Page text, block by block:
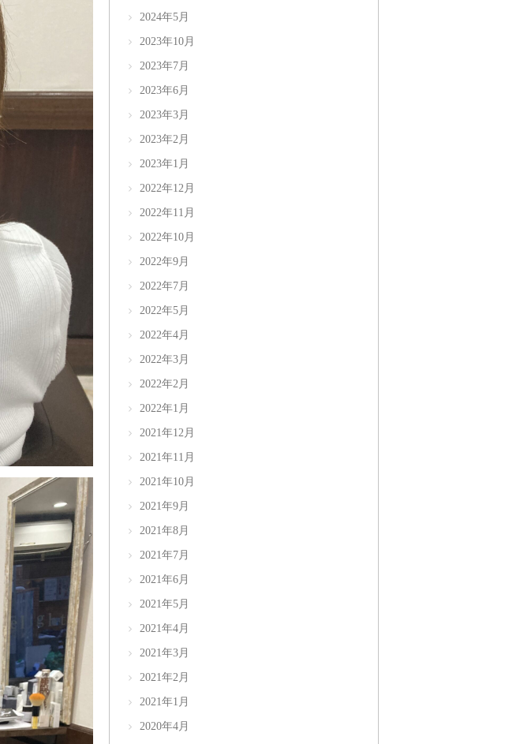
2024年5月
2023年10月
2023年7月
2023年6月
2023年3月
2023年2月
2023年1月
2022年12月
2022年11月
2022年10月
2022年9月
2022年7月
2022年5月
2022年4月
2022年3月
2022年2月
2022年1月
2021年12月
2021年11月
2021年10月
2021年9月
2021年8月
2021年7月
2021年6月
2021年5月
2021年4月
2021年3月
2021年2月
2021年1月
2020年4月